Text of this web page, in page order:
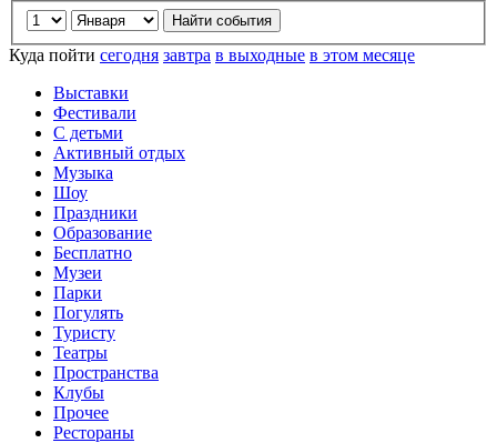
Куда пойти сегодня завтра в выходные в этом месяце
Выставки
Фестивали
С детьми
Активный отдых
Музыка
Шоу
Праздники
Образование
Бесплатно
Музеи
Парки
Погулять
Туристу
Театры
Пространства
Клубы
Прочее
Рестораны